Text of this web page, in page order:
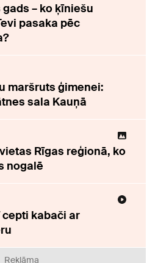
– ko ķīniešu
pasaka pēc
maršruts ģimenei:
sala Kauņā
Rīgas reģionā, ko
nogalē
kabači ar
Reklāma